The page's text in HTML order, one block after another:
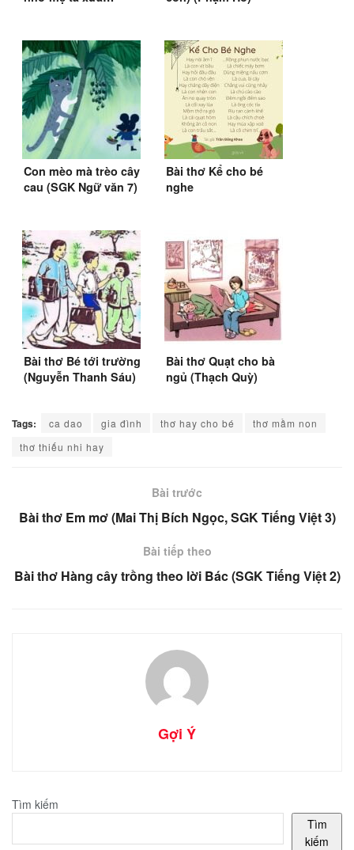
Con mèo mà trèo cây
cau (SGK Ngữ văn 7)
Bài thơ Kể cho bé
nghe
Bài thơ Bé tới trường
(Nguyễn Thanh Sáu)
Bài thơ Quạt cho bà
ngủ (Thạch Quỳ)
Tags: ca dao gia đình thơ hay cho bé
thơ mầm non
thơ thiếu nhi hay
Bài trước
Bài thơ Em mơ (Mai Thị Bích Ngọc, SGK Tiếng Việt 3)
Bài tiếp theo
Bài thơ Hàng cây trồng theo lời Bác (SGK Tiếng Việt 2)
Gợi Ý
Tìm kiếm
Tìm
kiếm